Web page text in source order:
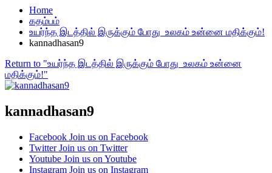
Home
கதம்பம்
உயர்ந்த இடத்தில் இருக்கும் போது உலகம் உன்னை மதிக்கும்!
kannadhasan9
Return to "உயர்ந்த இடத்தில் இருக்கும் போது உலகம் உன்னை
மதிக்கும்!"
kannadhasan9
Facebook Join us on Facebook
Twitter Join us on Twitter
Youtube Join us on Youtube
Instagram Join us on Instagram